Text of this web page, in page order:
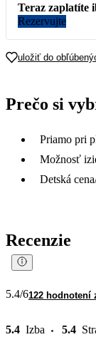
Teraz zaplatíte
Rezervujte
uložiť do
Prečo si
Priamo pri
Možnosť
Detská
Recenzie
5.4/6122 hodnotení
5.4 Izba 5.4